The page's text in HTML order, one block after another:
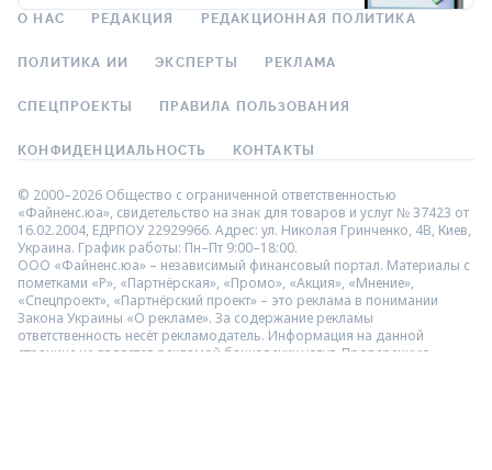
О НАС РЕДАКЦИЯ РЕДАКЦИОННАЯ ПОЛИТИКА
ПОЛИТИКА ИИ ЭКСПЕРТЫ РЕКЛАМА
СПЕЦПРОЕКТЫ ПРАВИЛА ПОЛЬЗОВАНИЯ
КОНФИДЕНЦИАЛЬНОСТЬ КОНТАКТЫ
© 2000–2026 Общество с ограниченной ответственностью
«Файненс.юа», свидетельство на знак для товаров и услуг № 37423 от
16.02.2004, ЕДРПОУ 22929966. Адрес: ул. Николая Гринченко, 4В, Киев,
Украина. График работы: Пн–Пт 9:00–18:00.
ООО «Файненс.юа» – независимый финансовый портал. Материалы с
пометками «Р», «Партнёрская», «Промо», «Акция», «Мнение»,
«Спецпроект», «Партнёрский проект» – это реклама в понимании
Закона Украины «О рекламе». За содержание рекламы
ответственность несёт рекламодатель. Информация на данной
странице не является рекламой банковских услуг. Проверенную